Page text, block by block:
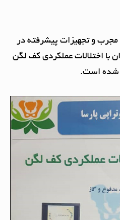
و تجهیزات پیشرفته در
اختلالات عملکردی کف لگن
است.